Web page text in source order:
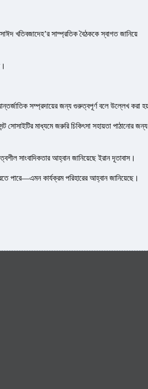
সাঈদ খতিবজাদেহ’র সাম্প্রতিক বৈঠককে স্বাগত জানিয়ে
সম্প্রদায়ের জন্য গুরুত্বপূর্ণ বলে উল্লেখ করা
সোসাইটির মাধ্যমে জরুরি চিকিৎসা সহায়তা পাঠানোর জন্য
সাংবাদিকতার আহ্বান জানিয়েছে ইরান দূতাবাস।
পারে—এমন কার্যক্রম পরিহারের আহ্বান জানিয়েছে।